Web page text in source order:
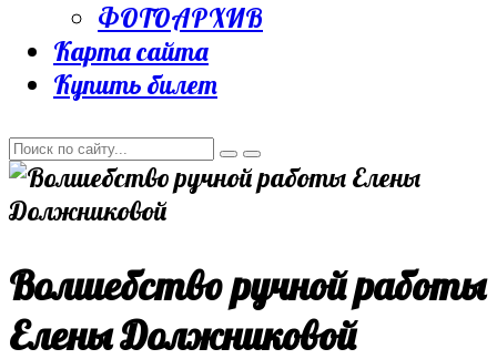
ФОТОАРХИВ
Карта сайта
Купить билет
Волшебство ручной работы
Елены Должниковой